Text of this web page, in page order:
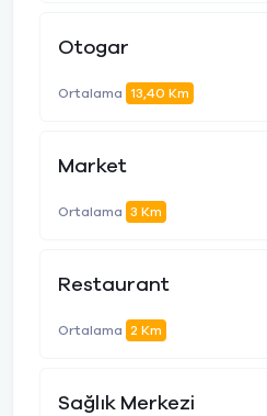
Otogar
Ortalama 13,40 Km
Market
Ortalama 3 Km
Restaurant
Ortalama 2 Km
Sağlık Merkezi